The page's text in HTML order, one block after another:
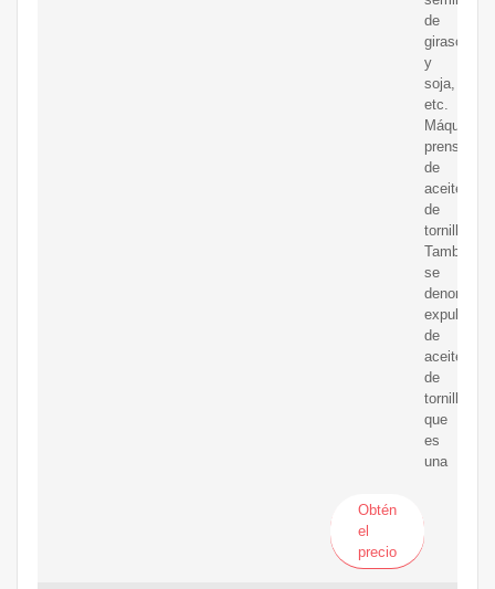
de
girasol
y
soja,
etc.
Máquina
prensadora
de
aceite
de
tornillo
También
se
denomina
expulsor
de
aceite
de
tornillo,
que
es
una
Obtén
el
precio